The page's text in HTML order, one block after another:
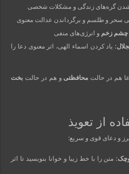
گره‌های زندگی و مشکلات شخصی
سحر و طلسم و برگرداندن عدالت معنوی
چشم زخم و انرژی‌های منفی
یاد کردن اسماء الهی، اثر معنوی دعا را
هم در حالت محافظتی و هم در حالت بخت
از تعویذ
و دعای قوی و سریع:
متن را با خط زیبا و خوانا بنویسید تا اثر